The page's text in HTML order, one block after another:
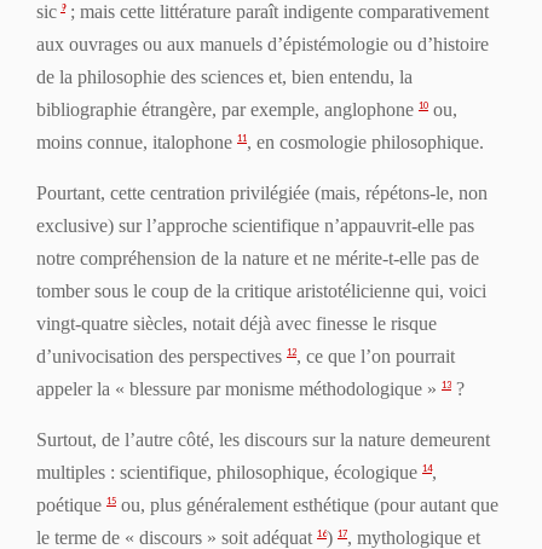
sic 9; mais cette littérature paraît indigente comparativement
aux ouvrages ou aux manuels d’épistémologie ou d’histoire
de la philosophie des sciences et, bien entendu, la
bibliographie étrangère, par exemple, anglophone 10 ou,
moins connue, italophone 11, en cosmologie philosophique.
Pourtant, cette centration privilégiée (mais, répétons-le, non
exclusive) sur l’approche scientifique n’appauvrit-elle pas
notre compréhension de la nature et ne mérite-t-elle pas de
tomber sous le coup de la critique aristotélicienne qui, voici
vingt-quatre siècles, notait déjà avec finesse le risque
d’univocisation des perspectives 12, ce que l’on pourrait
appeler la « blessure par monisme méthodologique » 13 ?
Surtout, de l’autre côté, les discours sur la nature demeurent
multiples : scientifique, philosophique, écologique 14,
poétique 15 ou, plus généralement esthétique (pour autant que
le terme de « discours » soit adéquat 16) 17, mythologique et